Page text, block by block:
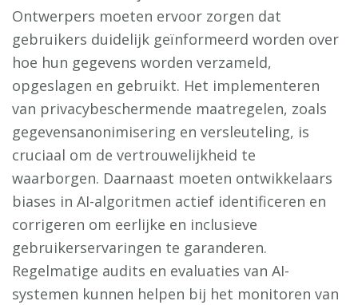
Ontwerpers moeten ervoor zorgen dat
gebruikers duidelijk geïnformeerd worden over
hoe hun gegevens worden verzameld,
opgeslagen en gebruikt. Het implementeren
van privacybeschermende maatregelen, zoals
gegevensanonimisering en versleuteling, is
cruciaal om de vertrouwelijkheid te
waarborgen. Daarnaast moeten ontwikkelaars
biases in AI-algoritmen actief identificeren en
corrigeren om eerlijke en inclusieve
gebruikerservaringen te garanderen.
Regelmatige audits en evaluaties van AI-
systemen kunnen helpen bij het monitoren van